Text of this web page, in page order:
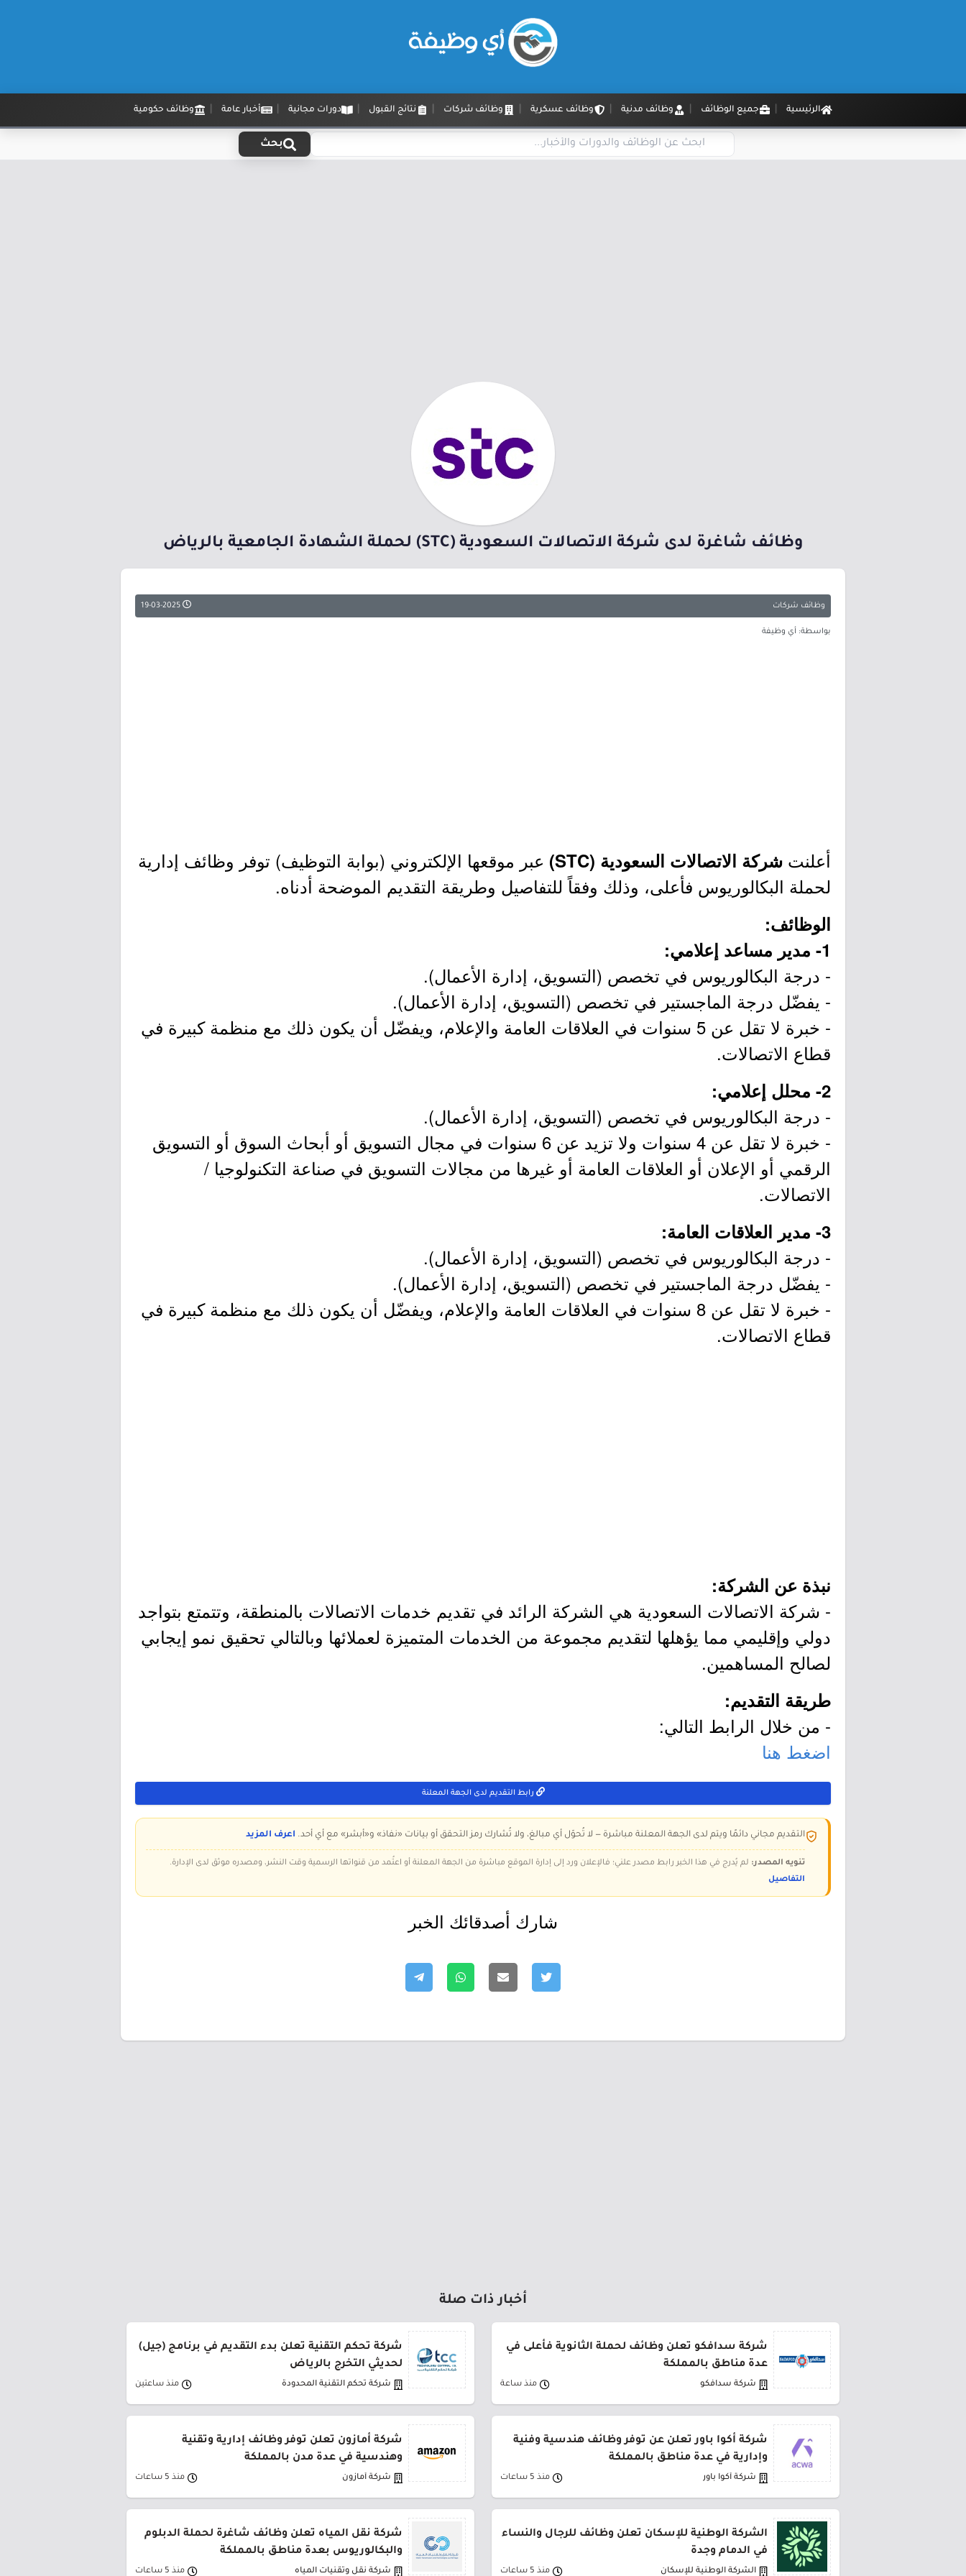
الرئيسية جميع الوظائف وظائف مدنية وظائف عسكرية وظائف شركات نتائج القبول دورات مجانية أخبار عامة وظائف حكومية
بحث
وظائف شاغرة لدى شركة الاتصالات السعودية (STC) لحملة الشهادة الجامعية بالرياض
وظائف شركات
بواسطة: أي وظيفة
أعلنت شركة الاتصالات السعودية (STC)
عبر موقعها الإلكتروني (بوابة التوظيف) توفر وظائف إدارية
لحملة البكالوريوس فأعلى، وذلك وفقاً للتفاصيل وطريقة التقديم الموضحة أدناه.
الوظائف:
1- مدير مساعد إعلامي:
- درجة البكالوريوس في تخصص (التسويق، إدارة الأعمال).
- يفضّل درجة الماجستير في تخصص (التسويق، إدارة الأعمال).
- خبرة لا تقل عن 5 سنوات في العلاقات العامة والإعلام، ويفضّل أن يكون ذلك مع منظمة كبيرة في
قطاع الاتصالات.
2- محلل إعلامي:
- درجة البكالوريوس في تخصص (التسويق، إدارة الأعمال).
- خبرة لا تقل عن 4 سنوات ولا تزيد عن 6 سنوات في مجال التسويق أو أبحاث السوق أو التسويق
الرقمي أو الإعلان أو العلاقات العامة أو غيرها من مجالات التسويق في صناعة التكنولوجيا /
الاتصالات.
3- مدير العلاقات العامة:
- درجة البكالوريوس في تخصص (التسويق، إدارة الأعمال).
- يفضّل درجة الماجستير في تخصص (التسويق، إدارة الأعمال).
- خبرة لا تقل عن 8 سنوات في العلاقات العامة والإعلام، ويفضّل أن يكون ذلك مع منظمة كبيرة في
قطاع الاتصالات.
نبذة عن الشركة:
- شركة الاتصالات السعودية هي الشركة الرائد في تقديم خدمات الاتصالات بالمنطقة، وتتمتع بتواجد
دولي وإقليمي مما يؤهلها لتقديم مجموعة من الخدمات المتميزة لعملائها وبالتالي تحقيق نمو إيجابي
لصالح المساهمين.
طريقة التقديم:
- من خلال الرابط التالي:
اضغط هنا
رابط التقديم لدى الجهة المعلنة
التقديم مجاني دائمًا ويتم لدى الجهة المعلنة مباشرة — لا تُحوّل أي مبالغ، ولا تُشارك رمز التحقق أو بيانات «نفاذ» و«أبشر» مع أي أحد. اعرف المزيد
تنويه المصدر: لم يُدرج في هذا الخبر رابط مصدر علني؛ فالإعلان ورد إلى إدارة الموقع مباشرة من الجهة المعلنة أو اعتُمد من قنواتها الرسمية وقت النشر، ومصدره موثق لدى الإدارة.
التفاصيل
شارك أصدقائك الخبر
أخبار ذات صلة
شركة سدافكو تعلن وظائف لحملة الثانوية فأعلى في
عدة مناطق بالمملكة
شركة سدافكو منذ ساعة
شركة تحكم التقنية تعلن بدء التقديم في برنامج (جيل)
لحديثي التخرج بالرياض
شركة تحكم التقنية المحدودة منذ ساعتين
شركة أكوا باور تعلن عن توفر وظائف هندسية وفنية
وإدارية في عدة مناطق بالمملكة
شركة أكوا باور منذ 5 ساعات
شركة أمازون تعلن توفر وظائف إدارية وتقنية
وهندسية في عدة مدن بالمملكة
شركة أمازون منذ 5 ساعات
الشركة الوطنية للإسكان تعلن وظائف للرجال والنساء
في الدمام وجدة
الشركة الوطنية للإسكان منذ 5 ساعات
شركة نقل المياه تعلن وظائف شاغرة لحملة الدبلوم
والبكالوريوس بعدة مناطق بالمملكة
شركة نقل وتقنيات المياه منذ 5 ساعات